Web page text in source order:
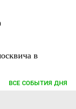
в
ВСЕ СОБЫТИЯ ДНЯ